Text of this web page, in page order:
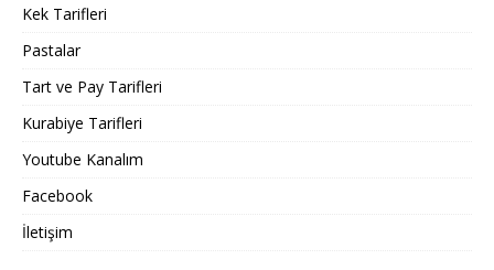
Kek Tarifleri
Pastalar
Tart ve Pay Tarifleri
Kurabiye Tarifleri
Youtube Kanalım
Facebook
İletişim